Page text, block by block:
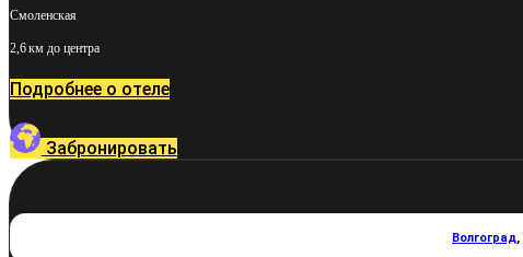
Смоленская
2,6 км до центра
Подробнее о отеле
Забронировать
Волгоград,